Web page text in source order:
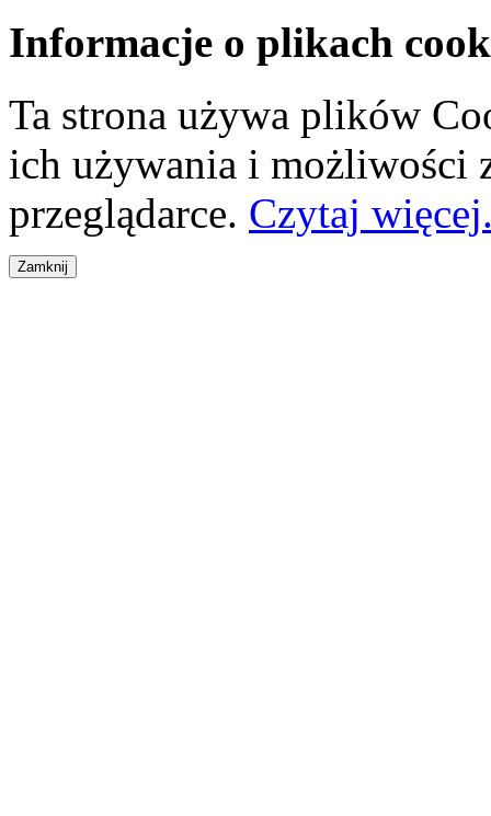
Informacje o plikach
Ta strona używa plików
ich używania i możliwości
przeglądarce. Czytaj